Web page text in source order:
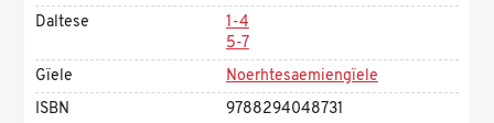
Daltese
1-4
5-7
Gïele
Noerhtesaemiengïele
ISBN
9788294048731